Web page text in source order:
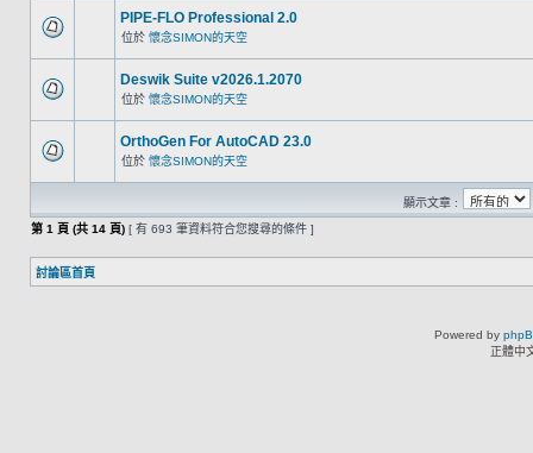
PIPE-FLO Professional 2.0
位於 懷念SIMON的天空
Deswik Suite v2026.1.2070
位於 懷念SIMON的天空
OrthoGen For AutoCAD 23.0
位於 懷念SIMON的天空
顯示文章 :
第 1 頁 (共 14 頁) [ 有 693 筆資料符合您搜尋的條件 ]
討論區首頁
Powered by
正體中